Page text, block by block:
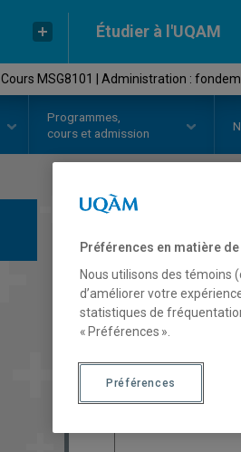
Étudier à l'UQAM
Cours MSG8101 | Administration :
Programmes,
cours et admission
COURS//
Préférences en matière
Nous utilisons des témoins
d’améliorer votre
statistiques de
« Préférences ».
Préférences